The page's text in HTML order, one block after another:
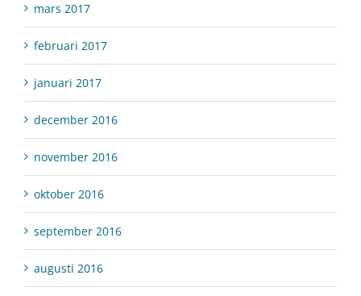
mars 2017
februari 2017
januari 2017
december 2016
november 2016
oktober 2016
september 2016
augusti 2016